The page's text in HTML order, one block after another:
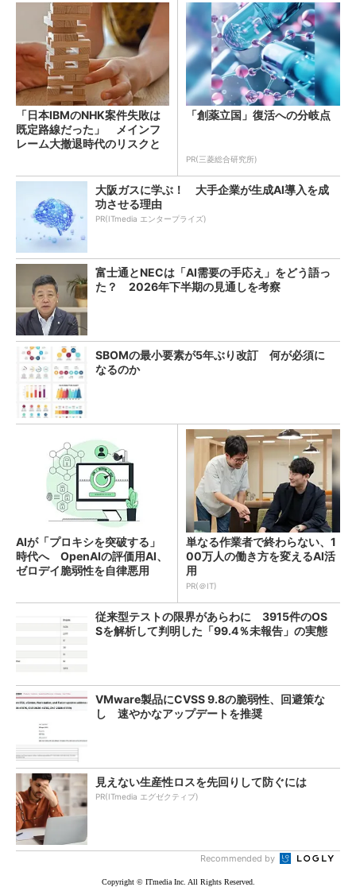
「日本IBMのNHK案件失敗は
既定路線だった」 メインフ
レーム大撤退時代のリスクと
「創薬立国」復活への分岐点
PR(三菱総合研究所)
大阪ガスに学ぶ！ 大手企業が生成AI導入を成
功させる理由
PR(ITmedia エンタープライズ)
富士通とNECは「AI需要の手応え」をどう語っ
た？ 2026年下半期の見通しを考察
SBOMの最小要素が5年ぶり改訂 何が必須に
なるのか
AIが「プロキシを突破する」
時代へ OpenAIの評価用AI、
ゼロデイ脆弱性を自律悪用
単なる作業者で終わらない、1
00万人の働き方を変えるAI活
用
PR(＠IT)
従来型テストの限界があらわに 3915件のOS
Sを解析して判明した「99.4％未報告」の実態
VMware製品にCVSS 9.8の脆弱性、回避策な
し 速やかなアップデートを推奨
見えない生産性ロスを先回りして防ぐには
PR(ITmedia エグゼクティブ)
Recommended by
Copyright © ITmedia Inc. All Rights Reserved.